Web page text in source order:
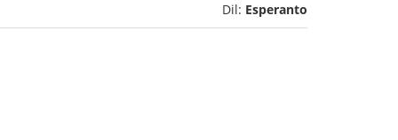
Dil: Esperanto